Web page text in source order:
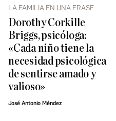
LA FAMILIA EN UNA FRASE
Dorothy Corkille
Briggs, psicóloga:
«Cada niño tiene la
necesidad psicológica
de sentirse amado y
valioso»
José Antonio Méndez